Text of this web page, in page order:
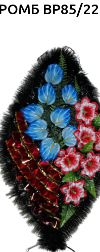
ВР85/22